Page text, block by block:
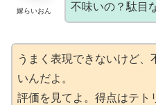
嫁らいおん
不味いの？駄目
うまく表現できないけど、
いんだよ。
評価を見てよ。得点はテト